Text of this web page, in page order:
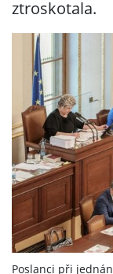
ztroskotala.
Poslanci při